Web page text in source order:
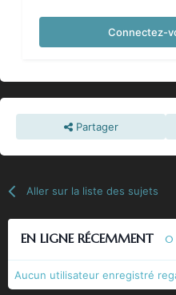
Connectez-
Partager
Aller sur la liste des sujets
EN LIGNE RÉCEMMENT 0
Aucun utilisateur enregistré